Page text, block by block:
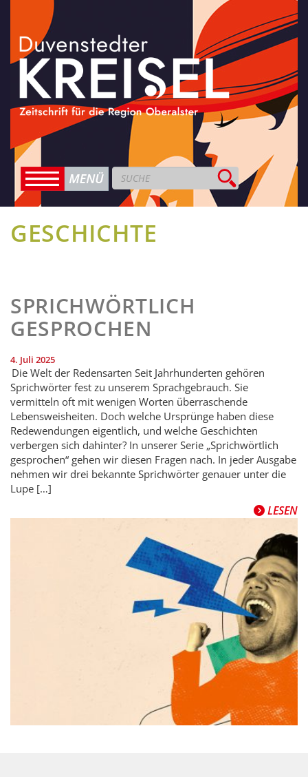
GESCHICHTE
SPRICHWÖRTLICH
GESPROCHEN
4. Juli 2025
Die Welt der Redensarten Seit Jahrhunderten gehören
Sprichwörter fest zu unserem Sprachgebrauch. Sie
vermitteln oft mit wenigen Worten überraschende
Lebensweisheiten. Doch welche Ursprünge haben diese
Redewendungen eigentlich, und welche Geschichten
verbergen sich dahinter? In unserer Serie „Sprichwörtlich
gesprochen“ gehen wir diesen Fragen nach. In jeder Ausgabe
nehmen wir drei bekannte Sprichwörter genauer unter die
Lupe […]
LESEN